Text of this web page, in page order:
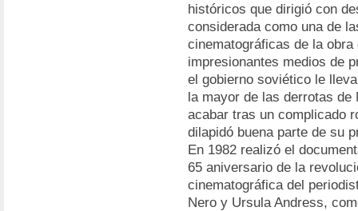
históricos que dirigió con
considerada como una de
cinematográficas de la
impresionantes medios de
el gobierno soviético le
la mayor de las derrotas de
acabar tras un complicado
dilapidó buena parte de su
En 1982 realizó el
65 aniversario de la
cinematográfica del
Nero y Ursula Andress,